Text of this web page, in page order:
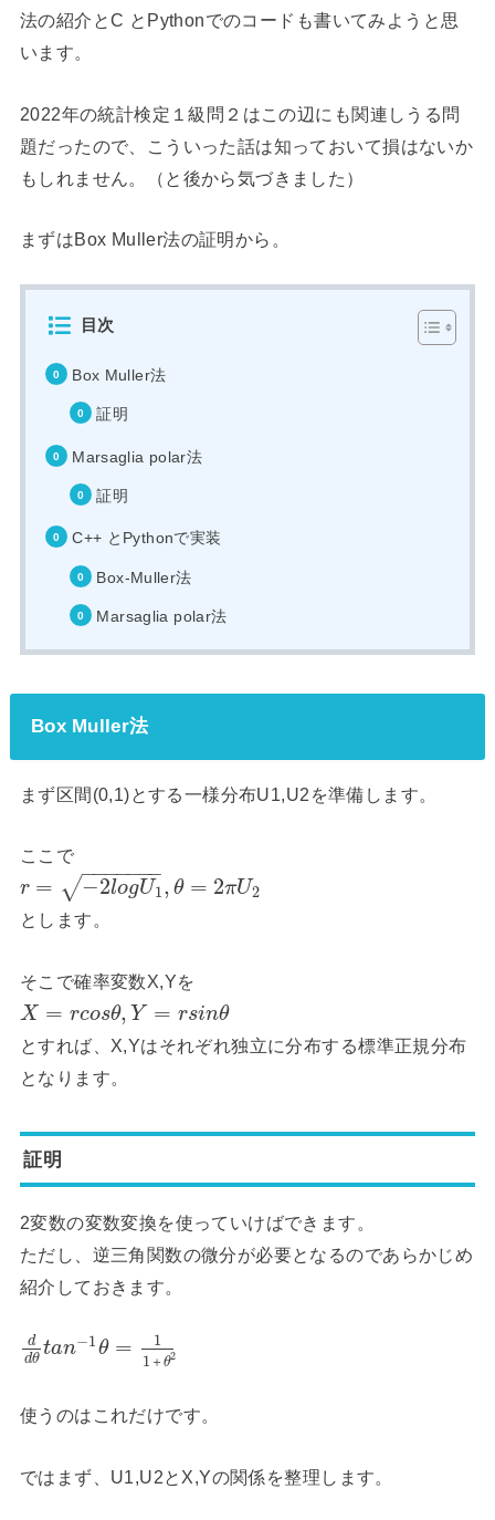
法の紹介とC とPythonでのコードも書いてみようと思
います。
2022年の統計検定１級問２はこの辺にも関連しうる問
題だったので、こういった話は知っておいて損はないか
もしれません。（と後から気づきました）
まずはBox Muller法の証明から。
目次
Box Muller法
証明
Marsaglia polar法
証明
C++ とPythonで実装
Box-Muller法
Marsaglia polar法
Box Muller法
まず区間(0,1)とする一様分布U1,U2を準備します。
ここで
r = −2logU1
− −
−−−−−
√ , θ = 2πU2
とします。
そこで確率変数X,Yを
X = rcosθ, Y = rsinθ
とすれば、X,Yはそれぞれ独立に分布する標準正規分布
となります。
証明
2変数の変数変換を使っていけばできます。
ただし、逆三角関数の微分が必要となるのであらかじめ
紹介しておきます。
d
dθ
tan−1θ =
1
1 ＋ θ2
使うのはこれだけです。
ではまず、U1,U2とX,Yの関係を整理します。